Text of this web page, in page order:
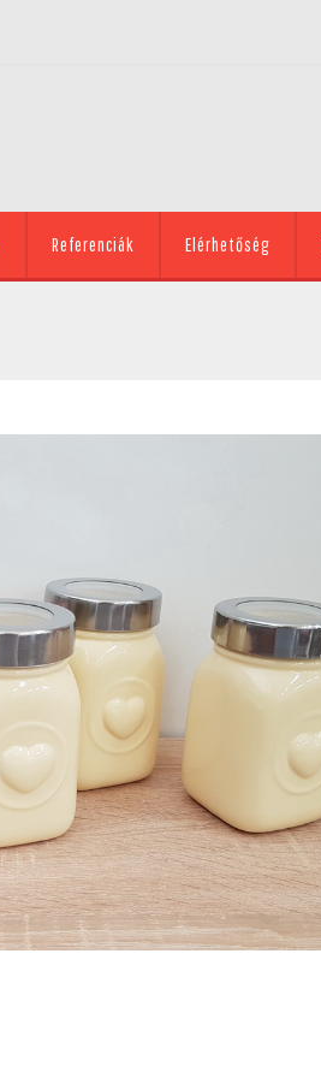
Referenciák Elérhetőség